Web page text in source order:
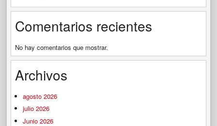
Comentarios recientes
No hay comentarios que mostrar.
Archivos
agosto 2026
julio 2026
Junio 2026